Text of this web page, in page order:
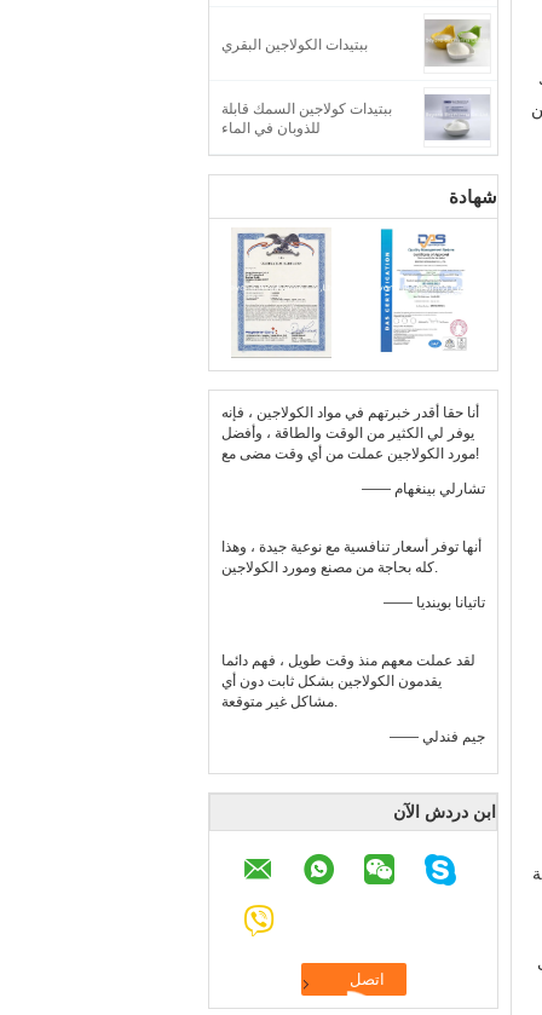
ببتيدات الكولاجين البقري
ببتيدات كولاجين السمك قابلة
للذوبان في الماء
شهادة
أنا حقا أقدر خبرتهم في مواد الكولاجين ، فإنه
يوفر لي الكثير من الوقت والطاقة ، وأفضل
مورد الكولاجين عملت من أي وقت مضى مع!
—— تشارلي بينغهام
أنها توفر أسعار تنافسية مع نوعية جيدة ، وهذا
كله بحاجة من مصنع ومورد الكولاجين.
—— تاتيانا بوينديا
لقد عملت معهم منذ وقت طويل ، فهم دائما
يقدمون الكولاجين بشكل ثابت دون أي
مشاكل غير متوقعة.
—— جيم فندلي
ابن دردش الآن